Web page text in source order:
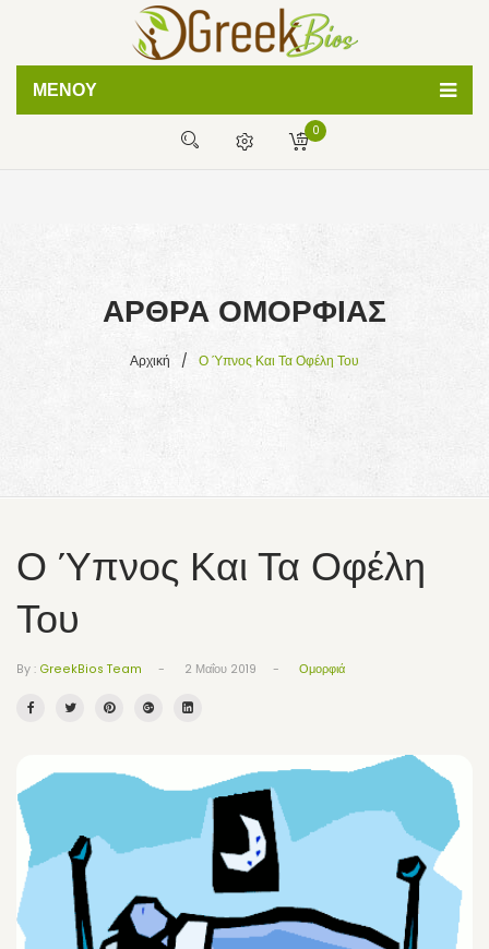
ΜΕΝΟΎ
ΣΥΧΝΕΣ ΕΡΩΤΗΣΕΙΣ
0
ΆΡΘΡΑ ΟΜΟΡΦΙΆΣ
Αρχική / Ο Ύπνος Και Τα Οφέλη Του
Ο Ύπνος Και Τα Οφέλη
Του
By : GreekBios Team - 2 Μαΐου 2019 - Ομορφιά